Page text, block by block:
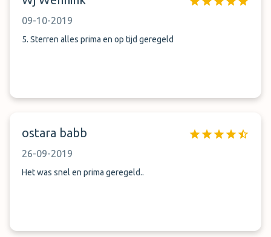
09-10-2019
5. Sterren alles prima en op tijd geregeld
ostara babb
26-09-2019
Het was snel en prima geregeld..